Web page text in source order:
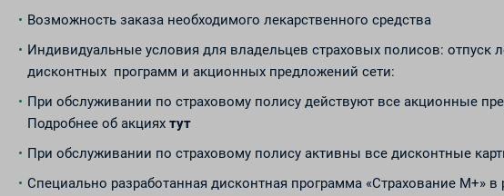
Возможность заказа необходимого лекарственного средства
Индивидуальные условия для владельцев страховых полисов: отпуск
дисконтных программ и акционных предложений сети:
При обслуживании по страховому полису действуют все акционные
Подробнее об акциях тут
При обслуживании по страховому полису активны все дисконтные
Специально разработанная дисконтная программа «Страхование М+» в